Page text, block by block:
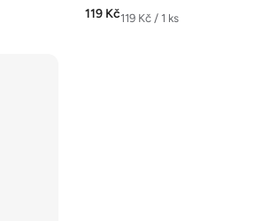
119 KčMěrná
119 Kč / 1 ks